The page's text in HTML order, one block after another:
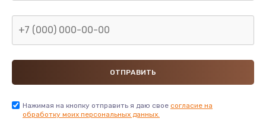
Нажимая на кнопку отправить я даю свое согласие на
обработку моих персональных данных.